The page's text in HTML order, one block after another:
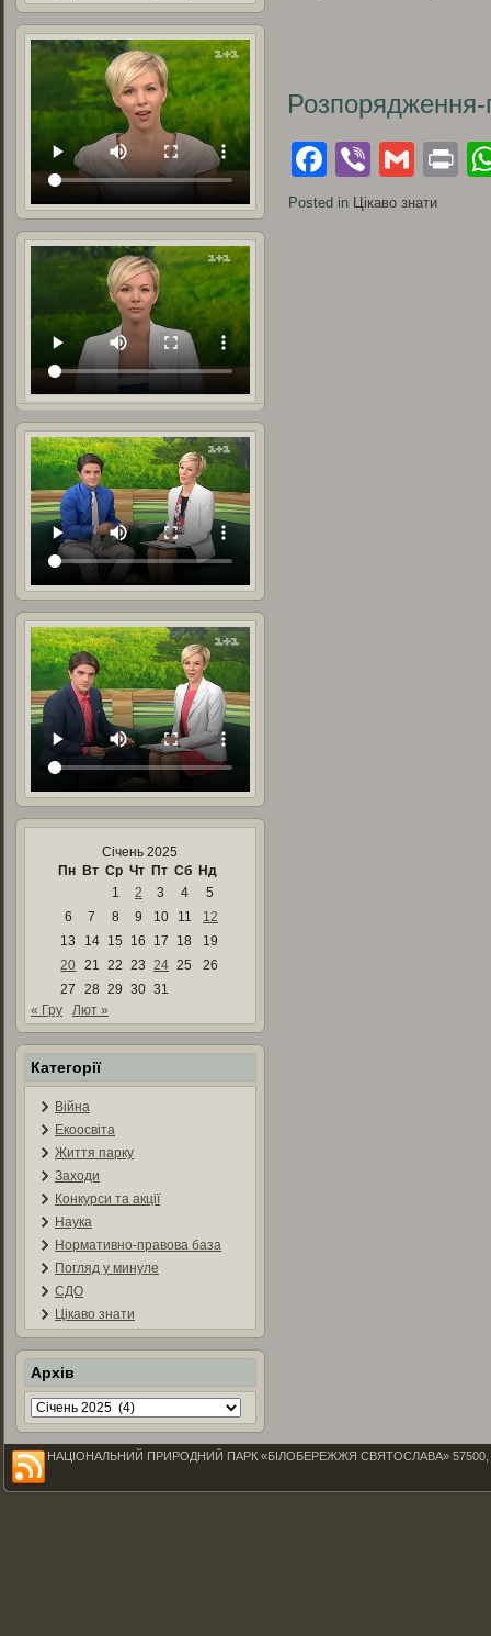
Січень 2025
Пн Вт Ср Чт Пт Сб Нд
1
2 3 4
5
6
7 8 9 10 11
12
13
14 15 16 17 18
19
20 21 22 23 24 25
26
27
28 29 30 31
« Гру
Лют »
Категорії
Війна
Екоосвіта
Життя парку
Заходи
Конкурси та акції
Наука
Нормативно-правова база
Погляд у минуле
СДО
Цікаво знати
Архів
Архів
Facebook
Viber
Posted in Цікаво знати
НАЦІОНАЛЬНИЙ ПРИРОДНИЙ ПАРК «БІЛОБЕРЕЖЖЯ СВЯТОСЛАВА» 57500,